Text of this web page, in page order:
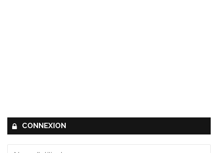
CONNEXION